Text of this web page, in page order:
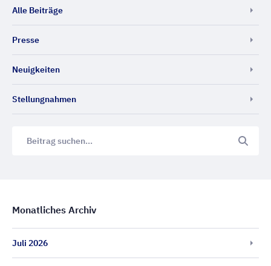
Alle Beiträge
Presse
Neuigkeiten
Stellungnahmen
Monatliches Archiv
Juli 2026